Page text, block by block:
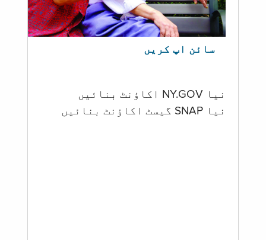
سائن اپ کریں
نیا NY.GOV اکاؤنٹ بنائیں
نیا SNAP گیسٹ اکاؤنٹ بنائیں